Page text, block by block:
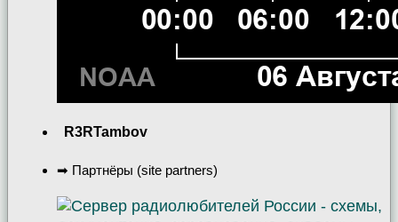
R3RTambov
➡ Партнёры (site partners)